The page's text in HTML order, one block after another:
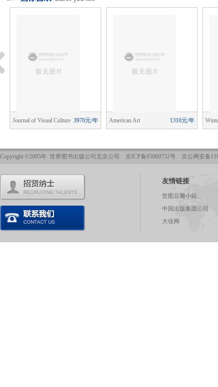
3970元/年
Journal of Visual Culture 1310元/年
American Art
Copyright ©2005年 世界图书出版公司北京公司 京ICP备05069752号 京公网安备
友情链接
世图豆瓣小站
中国出版集团公司
大佳网